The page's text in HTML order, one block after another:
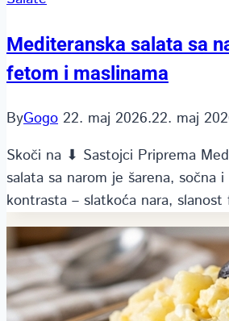
Mediteranska salata sa
fetom i maslinama
ByGogo 22. maj 2026.22. maj
Skoči na ⬇ Sastojci Priprema
salata sa narom je šarena, sočna i
kontrasta – slatkoća nara,